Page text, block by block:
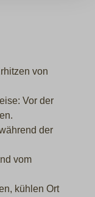
von
Vor der
der
vom
kühlen Ort